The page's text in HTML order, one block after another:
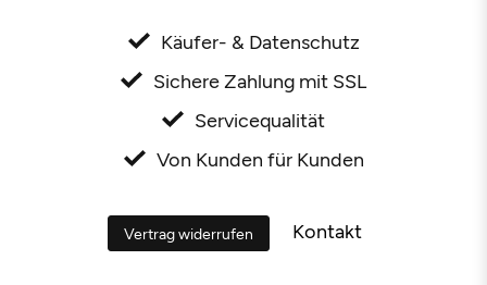
Käufer- & Datenschutz
Sichere Zahlung mit SSL
Servicequalität
Von Kunden für Kunden
Vertrag widerrufen Kontakt